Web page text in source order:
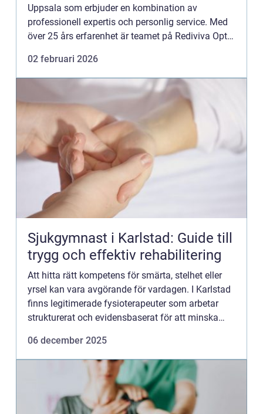
Uppsala som erbjuder en kombination av
professionell expertis och personlig service. Med
över 25 års erfarenhet är teamet på Rediviva Optik
02 februari 2026
Sjukgymnast i Karlstad: Guide till
trygg och effektiv rehabilitering
Att hitta rätt kompetens för smärta, stelhet eller
yrsel kan vara avgörande för vardagen. I Karlstad
finns legitimerade fysioterapeuter som arbetar
strukturerat och evidensbaserat för att minska
06 december 2025